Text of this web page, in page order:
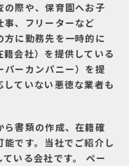
の際や、保育園へお子
事、フリーターなど
に勤務先を一時的に
会社）を提供している
パーカンパニー）を提
ていない悪徳な業者も
ら書類の作成、在籍確
です。当社でご紹介し
いる会社です。 ペー